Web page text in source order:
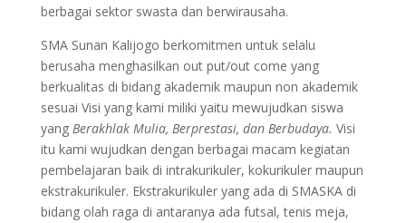
berbagai sektor swasta dan berwirausaha.
SMA Sunan Kalijogo berkomitmen untuk selalu
berusaha menghasilkan out put/out come yang
berkualitas di bidang akademik maupun non akademik
sesuai Visi yang kami miliki yaitu mewujudkan siswa
yang Berakhlak Mulia, Berprestasi, dan Berbudaya. Visi
itu kami wujudkan dengan berbagai macam kegiatan
pembelajaran baik di intrakurikuler, kokurikuler maupun
ekstrakurikuler. Ekstrakurikuler yang ada di SMASKA di
bidang olah raga di antaranya ada futsal, tenis meja,